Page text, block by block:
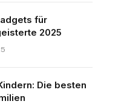
für
2025
Die besten